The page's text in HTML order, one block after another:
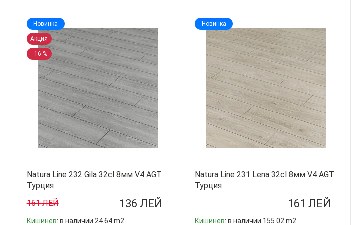
Новинка
Акция
- 16 %
Natura Line 232 Gila 32cl 8мм V4 AGT
Турция
136 ЛЕЙ
161 ЛЕЙ
Кишинев: в наличии 24.64 m2
Новинка
Natura Line 231 Lena 32cl 8мм V4 AGT
Турция
161 ЛЕЙ
Кишинев: в наличии 155.02 m2